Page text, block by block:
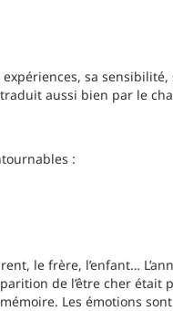
sa
aussi bien par le
:
le frère, l’enfant…
de l’être cher était
Les émotions